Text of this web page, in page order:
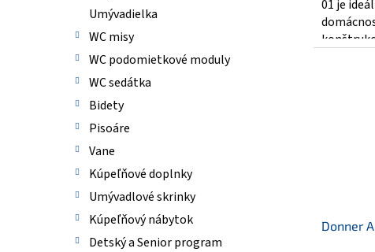
Umývadielka
WC misy
WC podomietkové moduly
WC sedátka
Bidety
Pisoáre
Vane
Kúpeľňové doplnky
Umývadlové skrinky
Kúpeľňový nábytok
Detský a Senior program
5
01 je
Donner